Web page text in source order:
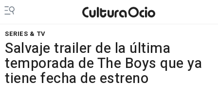
SERIES & TV
Salvaje trailer de la última
temporada de The Boys que ya
tiene fecha de estreno